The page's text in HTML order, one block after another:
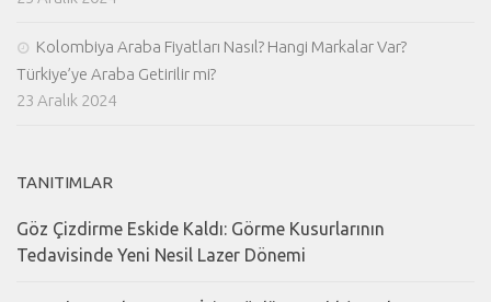
Kolombiya Araba Fiyatları Nasıl? Hangi Markalar Var?
Türkiye’ye Araba Getirilir mi?
23 Aralık 2024
TANITIMLAR
Göz Çizdirme Eskide Kaldı: Görme Kusurlarının
Tedavisinde Yeni Nesil Lazer Dönemi